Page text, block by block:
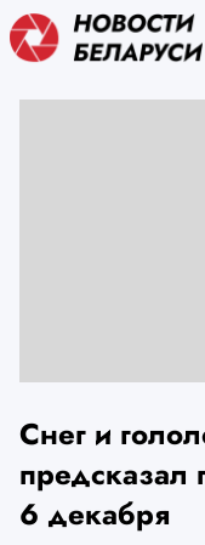
Снег и
предсказал
6 декабря